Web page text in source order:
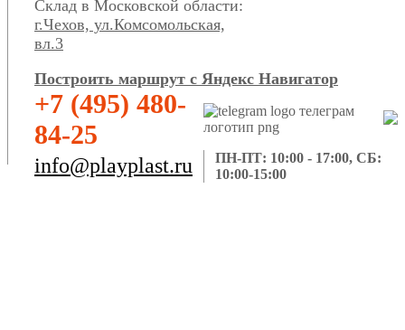
Склад в Московской области:
г.Чехов, ул.Комсомольская,
вл.3
Построить маршрут с Яндекс Навигатор
+7 (495) 480-
84-25
info@playplast.ru
ПН-ПТ: 10:00 - 17:00, СБ:
10:00-15:00